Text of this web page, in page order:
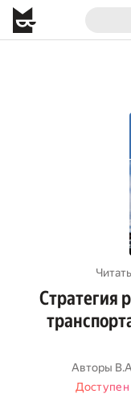
Стратегия
Авторы
Доступен